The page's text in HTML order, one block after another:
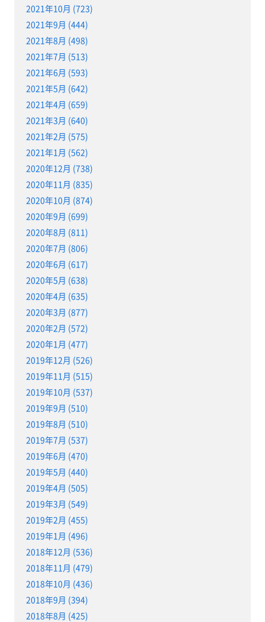
2021年10月 (723)
2021年9月 (444)
2021年8月 (498)
2021年7月 (513)
2021年6月 (593)
2021年5月 (642)
2021年4月 (659)
2021年3月 (640)
2021年2月 (575)
2021年1月 (562)
2020年12月 (738)
2020年11月 (835)
2020年10月 (874)
2020年9月 (699)
2020年8月 (811)
2020年7月 (806)
2020年6月 (617)
2020年5月 (638)
2020年4月 (635)
2020年3月 (877)
2020年2月 (572)
2020年1月 (477)
2019年12月 (526)
2019年11月 (515)
2019年10月 (537)
2019年9月 (510)
2019年8月 (510)
2019年7月 (537)
2019年6月 (470)
2019年5月 (440)
2019年4月 (505)
2019年3月 (549)
2019年2月 (455)
2019年1月 (496)
2018年12月 (536)
2018年11月 (479)
2018年10月 (436)
2018年9月 (394)
2018年8月 (425)